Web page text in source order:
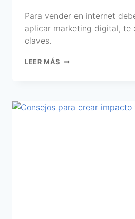
Para vender en internet
aplicar marketing digital, te
claves.
LEER MÁS